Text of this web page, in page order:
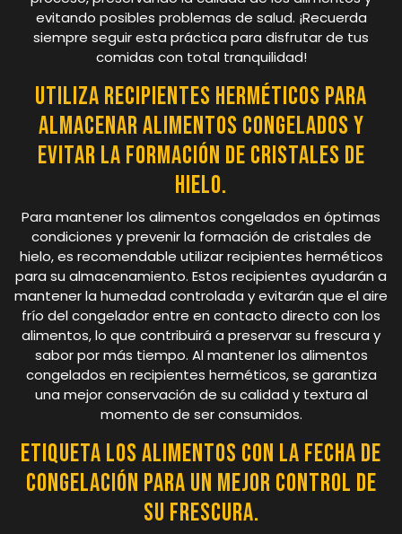
evitando posibles problemas de salud. ¡Recuerda
siempre seguir esta práctica para disfrutar de tus
comidas con total tranquilidad!
Utiliza recipientes herméticos para
almacenar alimentos congelados y
evitar la formación de cristales de
hielo.
Para mantener los alimentos congelados en óptimas
condiciones y prevenir la formación de cristales de
hielo, es recomendable utilizar recipientes herméticos
para su almacenamiento. Estos recipientes ayudarán a
mantener la humedad controlada y evitarán que el aire
frío del congelador entre en contacto directo con los
alimentos, lo que contribuirá a preservar su frescura y
sabor por más tiempo. Al mantener los alimentos
congelados en recipientes herméticos, se garantiza
una mejor conservación de su calidad y textura al
momento de ser consumidos.
Etiqueta los alimentos con la fecha de
congelación para un mejor control de
su frescura.